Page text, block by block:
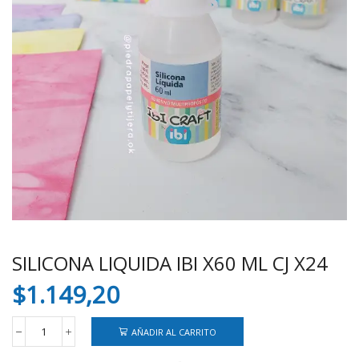
SILICONA LIQUIDA IBI X60 ML CJ X24
$1.149,20
SILICONA
AÑADIR AL CARRITO